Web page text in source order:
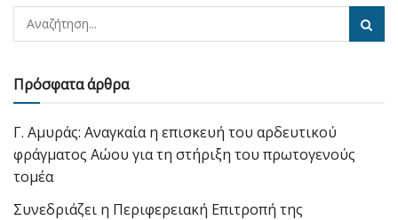
Πρόσφατα άρθρα
Γ. Αμυράς: Αναγκαία η επισκευή του αρδευτικού
φράγματος Αώου για τη στήριξη του πρωτογενούς
τομέα
Συνεδριάζει η Περιφερειακή Επιτροπή της